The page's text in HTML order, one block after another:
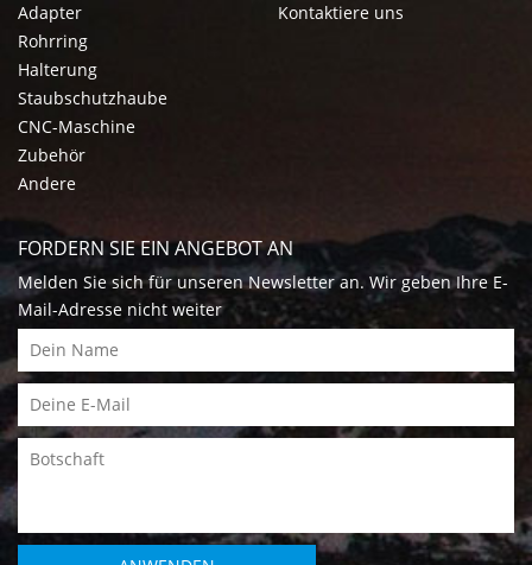
Adapter
Rohrring
Halterung
Staubschutzhaube
CNC-Maschine
Zubehör
Andere
Kontaktiere uns
FORDERN SIE EIN ANGEBOT AN
Melden Sie sich für unseren Newsletter an. Wir geben Ihre E-
Mail-Adresse nicht weiter